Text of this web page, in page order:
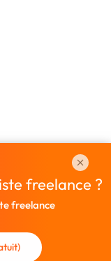
freelance ?
freelance